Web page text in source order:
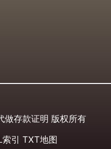
做存款证明 版权所有
引 TXT地图